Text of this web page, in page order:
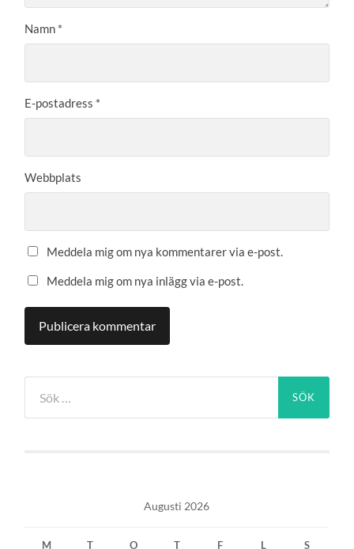
Namn *
E-postadress *
Webbplats
Meddela mig om nya kommentarer via e-post.
Meddela mig om nya inlägg via e-post.
efter:
Augusti 2026
M T O T F L S